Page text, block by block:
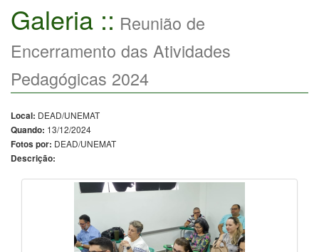
Galeria :: Reunião de
Encerramento das Atividades
Pedagógicas 2024
Local: DEAD/UNEMAT
Quando: 13/12/2024
Fotos por: DEAD/UNEMAT
Descrição: